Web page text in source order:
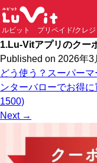
ルビット プリペイド/クレジ
1.Lu-Vitアプリのクー
Published on 2026年3
どう使う？スーパー
ンターバローでお得
1500)
Next →